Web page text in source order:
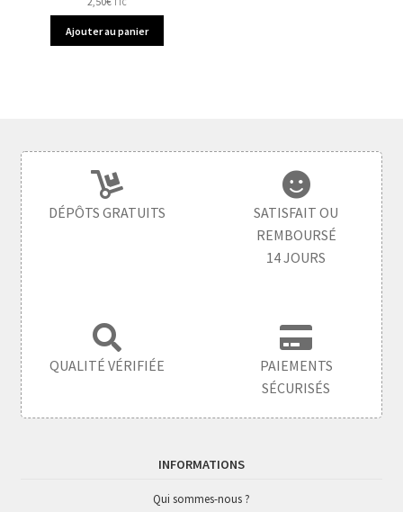
TTC
Ajouter au panier
DÉPÔTS GRATUITS
SATISFAIT OU
REMBOURSÉ
14 JOURS
QUALITÉ VÉRIFIÉE
PAIEMENTS
SÉCURISÉS
INFORMATIONS
Qui sommes-nous ?